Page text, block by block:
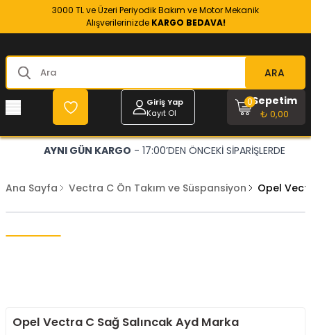
3000 TL ve Üzeri Periyodik Bakım ve Motor Mekanik
Alışverilerinizde KARGO BEDAVA!
ARA
Giriş Yap
Kayıt Ol
Sepetim
₺ 0,00
0
AYNI GÜN KARGO - 17:00’DEN ÖNCEKİ SİPARİŞLERDE
Ana Sayfa Vectra C Ön Takım ve Süspansiyon Opel
Opel Vectra C Sağ Salıncak Ayd Marka